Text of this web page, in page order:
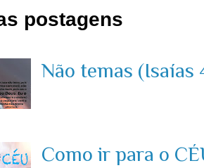
postagens
Não temas (Isaías
Como ir para o